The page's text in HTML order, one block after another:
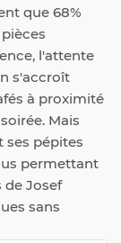
que 68%
l'attente
s'accroît
à proximité
Mais
pépites
permettant
de Josef
sans